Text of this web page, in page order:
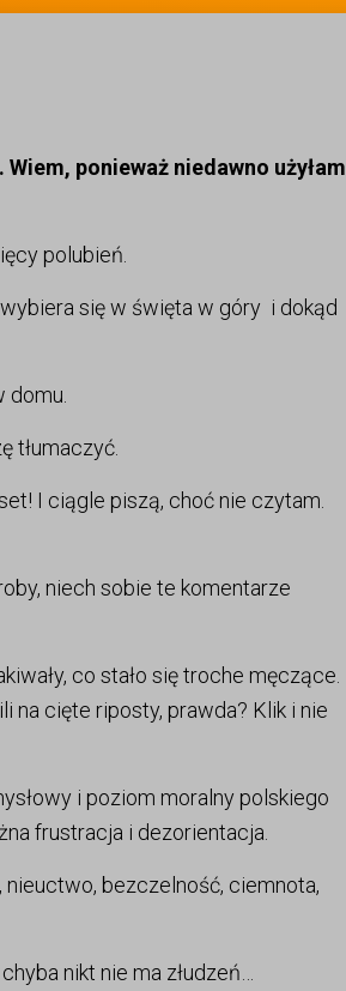
ponieważ niedawno użyłam
polubień.
się w święta w góry i dokąd
domu.
tłumaczyć.
I ciągle piszą, choć nie czytam.
niech sobie te komentarze
co stało się troche męczące.
na cięte riposty, prawda? Klik i nie
i poziom moralny polskiego
frustracja i dezorientacja.
bezczelność, ciemnota,
nikt nie ma złudzeń…